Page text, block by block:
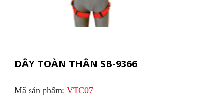
DÂY TOÀN THÂN SB-9366
Mã sản phẩm: VTC07